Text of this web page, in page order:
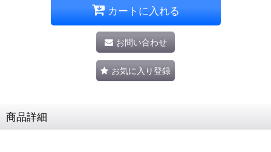
カートに入れる
お問い合わせ
お気に入り登録
商品詳細